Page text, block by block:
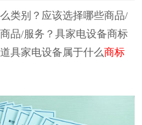
类别？应该选择哪些商品/
品/服务？具家电设备商标
具家电设备属于什么商标